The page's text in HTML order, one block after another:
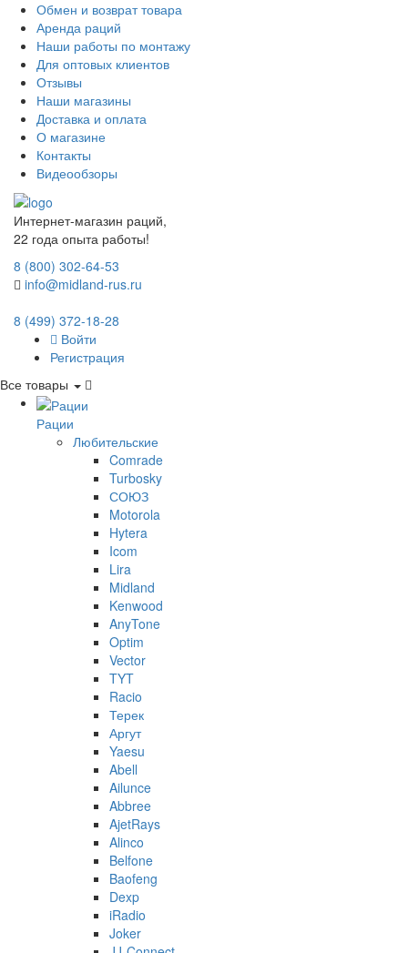
Обмен и возврат товара
Аренда раций
Наши работы по монтажу
Для оптовых клиентов
Отзывы
Наши магазины
Доставка и оплата
О магазине
Контакты
Видеообзоры
Интернет-магазин раций,
22 года опыта работы!
8 (800) 302-64-53
info@midland-rus.ru
8 (499) 372-18-28
Войти
Регистрация
Все товары
Рации
Любительские
Comrade
Turbosky
СОЮЗ
Motorola
Hytera
Icom
Lira
Midland
Kenwood
AnyTone
Optim
Vector
TYT
Racio
Терек
Аргут
Yaesu
Abell
Ailunce
Abbree
AjetRays
Alinco
Belfone
Baofeng
Dexp
iRadio
Joker